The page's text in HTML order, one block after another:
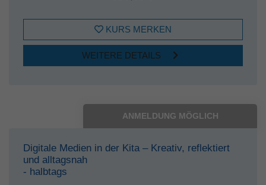
KURS MERKEN
WEITERE DETAILS
ANMELDUNG MÖGLICH
Digitale Medien in der Kita – Kreativ, reflektiert
und alltagsnah
- halbtags